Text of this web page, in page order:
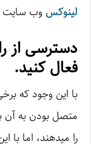
لینوکس وب
دسترسی از
فعال کنید.
با این وجود که
متصل بودن به آن
را میدهند، اما با